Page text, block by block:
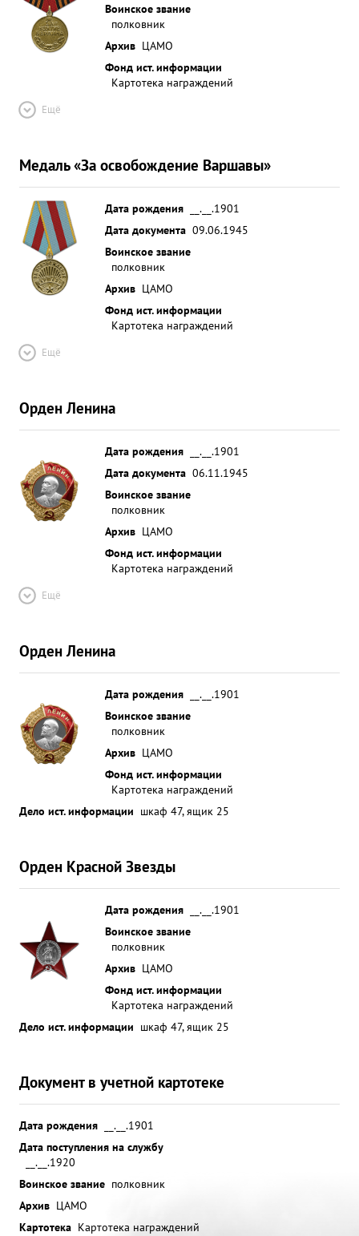
Воинское звание
полковник
Архив ЦАМО
Фонд ист. информации
Картотека награждений
Ещё
Медаль «За освобождение Варшавы»
Дата рождения
__.__.1901
Дата документа 09.06.1945
Воинское звание
полковник
Архив ЦАМО
Фонд ист. информации
Картотека награждений
Ещё
Орден Ленина
Дата рождения
__.__.1901
Дата документа 06.11.1945
Воинское звание
полковник
Архив ЦАМО
Фонд ист. информации
Картотека награждений
Ещё
Орден Ленина
Дата рождения
__.__.1901
Воинское звание
полковник
Архив ЦАМО
Фонд ист. информации
Картотека награждений
Дело ист. информации шкаф 47, ящик 25
Орден Красной Звезды
Дата рождения
__.__.1901
Воинское звание
полковник
Архив ЦАМО
Фонд ист. информации
Картотека награждений
Дело ист. информации шкаф 47, ящик 25
Документ в учетной картотеке
Дата рождения
__.__.1901
Дата поступления на службу
__.__.1920
Воинское звание полковник
Архив ЦАМО
Картотека Картотека награждений